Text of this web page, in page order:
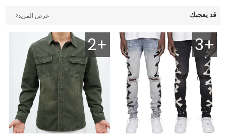
قد يعجبك عرض المزيد
3+
2+